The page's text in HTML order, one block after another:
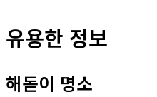
유용한 정보
해돋이 명소